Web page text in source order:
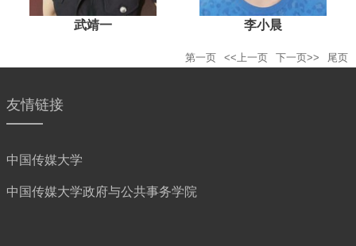
武靖一 李小晨
第一页 <<上一页 下一页>> 尾页
友情链接
中国传媒大学
中国传媒大学政府与公共事务学院